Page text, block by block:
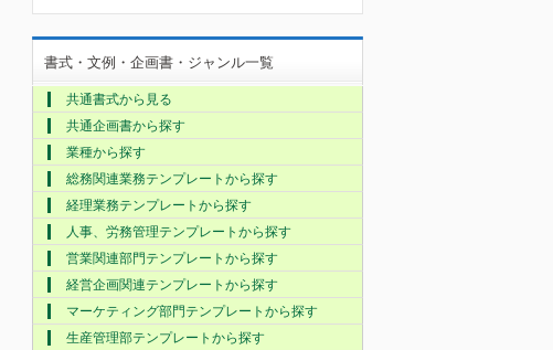
書式・文例・企画書・ジャンル一覧
共通書式から見る
共通企画書から探す
業種から探す
総務関連業務テンプレートから探す
経理業務テンプレートから探す
人事、労務管理テンプレートから探す
営業関連部門テンプレートから探す
経営企画関連テンプレートから探す
マーケティング部門テンプレートから探す
生産管理部テンプレートから探す